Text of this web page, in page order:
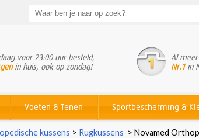
voor 23:00 uur besteld,
in huis, ook op zondag!
Al
Nr.1in
Voeten & Tenen Sportbescherming &
kussens > Rugkussens > Novamed